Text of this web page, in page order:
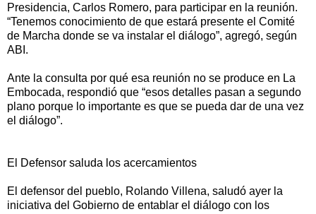
Presidencia, Carlos Romero, para participar en la reunión.
“Tenemos conocimiento de que estará presente el Comité
de Marcha donde se va instalar el diálogo”, agregó, según
ABI.
Ante la consulta por qué esa reunión no se produce en La
Embocada, respondió que “esos detalles pasan a segundo
plano porque lo importante es que se pueda dar de una vez
el diálogo”.
El Defensor saluda los acercamientos
El defensor del pueblo, Rolando Villena, saludó ayer la
iniciativa del Gobierno de entablar el diálogo con los